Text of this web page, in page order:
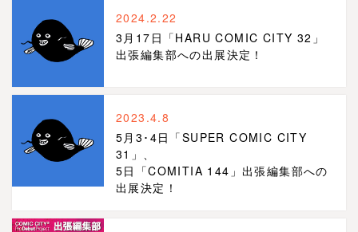
2024.2.22
3月17日「HARU COMIC CITY 32」
出張編集部への出展決定！
2023.4.8
5月3･4日「SUPER COMIC CITY
31」、
5日「COMITIA 144」出張編集部への
出展決定！